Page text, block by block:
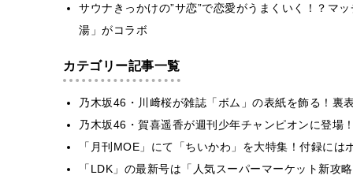
サウナきっかけの”サ恋”で恋愛がうまくいく！？マ
湯」がコラボ
カテゴリー記事一覧
乃木坂46・川﨑桜が雑誌「ボム」の表紙を飾る！裏
乃木坂46・賀喜遥香が週刊少年チャンピオンに登
「月刊MOE」にて「ちいかわ」を大特集！付録に
「LDK」の最新号は「人気スーパーマーケット新